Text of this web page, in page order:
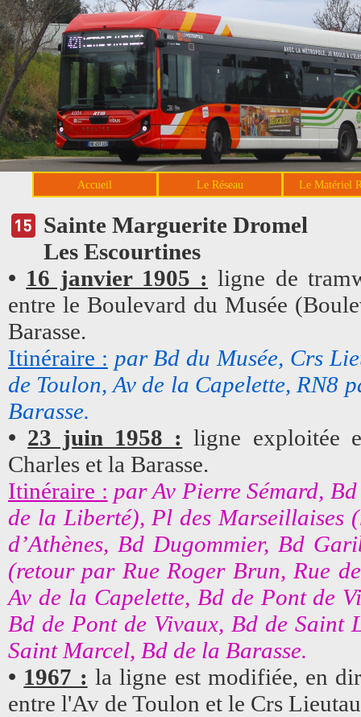
Accueil Le Réseau Le Matériel
Sainte Marguerite Dromel
Les Escourtines
• 16 janvier 1905 : ligne de
entre le Boulevard du Musée
Barasse.
Itinéraire : par Bd du Musée, Crs
de Toulon, Av de la Capelette, RN8
Barasse.
• 23 juin 1958 : ligne exploitée
Charles et la Barasse.
Itinéraire : par Av Pierre Sémard,
de la Liberté), Pl des Marseillaises
d’Athènes, Bd Dugommier, Bd
(retour par Rue Roger Brun, Rue
Av de la Capelette, Bd de Pont de
Bd de Pont de Vivaux, Bd de Saint
Saint Marcel, Bd de la Barasse.
• 1967 : la ligne est modifiée, en
entre l'Av de Toulon et le Crs